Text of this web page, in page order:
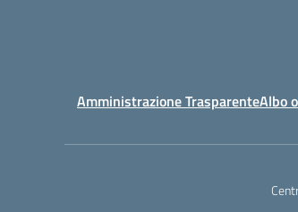
Amministrazione TrasparenteAlbo